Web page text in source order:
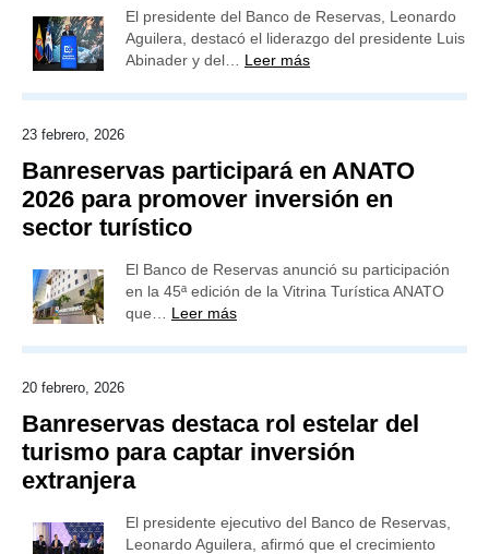
El presidente del Banco de Reservas, Leonardo
Aguilera, destacó el liderazgo del presidente Luis
Abinader y del… Leer más
23 febrero, 2026
Banreservas participará en ANATO
2026 para promover inversión en
sector turístico
El Banco de Reservas anunció su participación
en la 45ª edición de la Vitrina Turística ANATO
que… Leer más
20 febrero, 2026
Banreservas destaca rol estelar del
turismo para captar inversión
extranjera
El presidente ejecutivo del Banco de Reservas,
Leonardo Aguilera, afirmó que el crecimiento